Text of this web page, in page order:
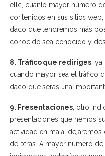
ello, cuanto mayor número
contenidos en sus sitios
dado que tendremos más
conocido sea conocido y
8. Tráfico que rediriges ,
cuando mayor sea el tráfico
dado que serás una
9. Presentaciones , otro
presentaciones que hemos
actividad en mala,
de otras. A mayor número